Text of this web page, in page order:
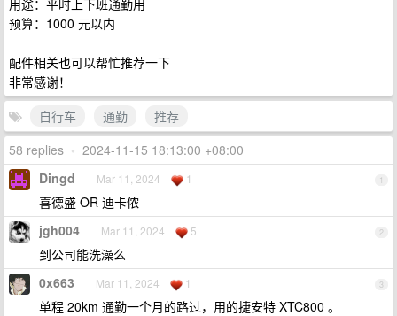
用途：平时上下班通勤用
预算：1000 元以内
配件相关也可以帮忙推荐一下
非常感谢！
自行车
通勤
推荐
58 replies • 2024-11-15 18:13:00 +08:00
1
Dingd Mar 11, 2024 1
喜德盛 OR 迪卡侬
2
jgh004 Mar 11, 2024 5
到公司能洗澡么
3
0x663 Mar 11, 2024 1
单程 20km 通勤一个月的路过，用的捷安特 XTC800 。